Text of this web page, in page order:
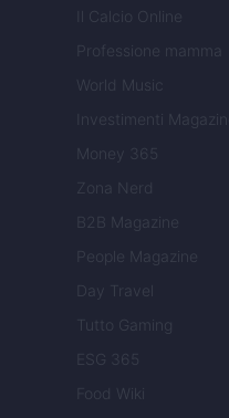
Il Calcio Online
Professione mamma
World Music
Investimenti Magazine
Money 365
Zona Nerd
B2B Magazine
People Magazine
Day Travel
Tutto Gaming
ESG 365
Food Wiki